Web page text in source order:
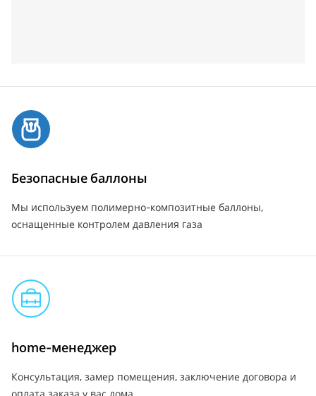
Безопасные баллоны
Мы используем полимерно-композитные баллоны,
оснащенные контролем давления газа
home-менеджер
Консультация, замер помещения, заключение договора и